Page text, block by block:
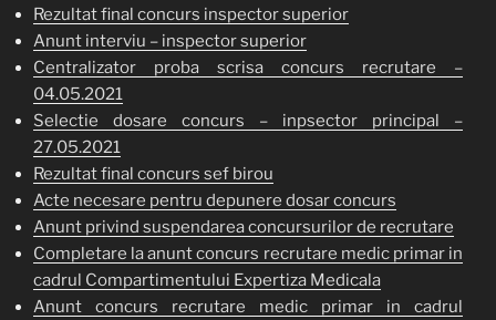
Rezultat final concurs inspector superior
Anunt interviu – inspector superior
Centralizator proba scrisa concurs recrutare –
04.05.2021
Selectie dosare concurs – inpsector principal –
27.05.2021
Rezultat final concurs sef birou
Acte necesare pentru depunere dosar concurs
Anunt privind suspendarea concursurilor de recrutare
Completare la anunt concurs recrutare medic primar in
cadrul Compartimentului Expertiza Medicala
Anunt concurs recrutare medic primar in cadrul